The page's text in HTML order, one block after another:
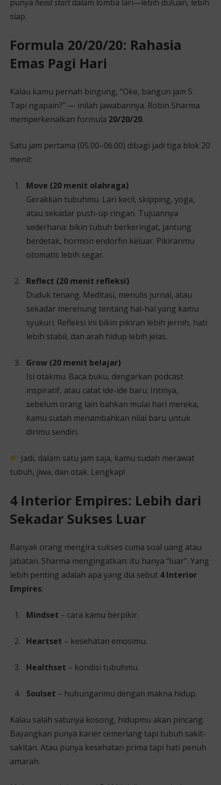
punya head startdalam lomba lari—lebih duluan, lebih
siap.
Formula 20/20/20: Rahasia
Emas Pagi Hari
Kalau kamu pernah bingung, “Oke, bangun jam 5.
Tapi ngapain?” — inilah jawabannya. Robin Sharma
memperkenalkan formula 20/20/20.
Satu jam pertama (05.00–06.00) dibagi jadi tiga blok 20
menit:
Move (20 menit olahraga)
Gerakkan tubuhmu. Lari kecil, skipping, yoga,
atau sekadar push-up ringan. Tujuannya
sederhana: bikin tubuh berkeringat, jantung
berdetak, hormon endorfin keluar. Pikiranmu
otomatis lebih segar.
Reflect (20 menit refleksi)
Duduk tenang. Meditasi, menulis jurnal, atau
sekadar merenung tentang hal-hal yang kamu
syukuri. Refleksi ini bikin pikiran lebih jernih, hati
lebih stabil, dan arah hidup lebih jelas.
Grow (20 menit belajar)
Isi otakmu. Baca buku, dengarkan podcast
inspiratif, atau catat ide-ide baru. Intinya,
sebelum orang lain bahkan mulai hari mereka,
kamu sudah menambahkan nilai baru untuk
dirimu sendiri.
Jadi, dalam satu jam saja, kamu sudah merawat
tubuh, jiwa, dan otak. Lengkap!
4 Interior Empires: Lebih dari
Sekadar Sukses Luar
Banyak orang mengira sukses cuma soal uang atau
jabatan. Sharma mengingatkan: itu hanya “luar”. Yang
lebih penting adalah apa yang dia sebut 4 Interior
Empires:
Mindset – cara kamu berpikir.
Heartset – kesehatan emosimu.
Healthset – kondisi tubuhmu.
Soulset – hubunganmu dengan makna hidup.
Kalau salah satunya kosong, hidupmu akan pincang.
Bayangkan punya karier cemerlang tapi tubuh sakit-
sakitan. Atau punya kesehatan prima tapi hati penuh
amarah.